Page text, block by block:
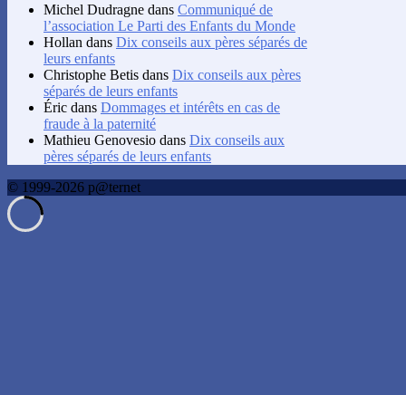
Michel Dudragne dans Communiqué de
l’association Le Parti des Enfants du Monde
Hollan dans Dix conseils aux pères séparés de
leurs enfants
Christophe Betis dans Dix conseils aux pères
séparés de leurs enfants
Éric dans Dommages et intérêts en cas de
fraude à la paternité
Mathieu Genovesio dans Dix conseils aux
pères séparés de leurs enfants
© 1999-2026 p@ternet